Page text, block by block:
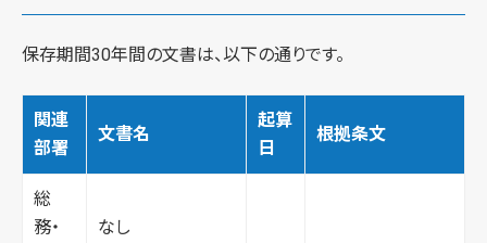
保存期間30年間の文書は、以下の通りです。
関連
部署
文書名
起算
日
根拠条文
総
務・
なし